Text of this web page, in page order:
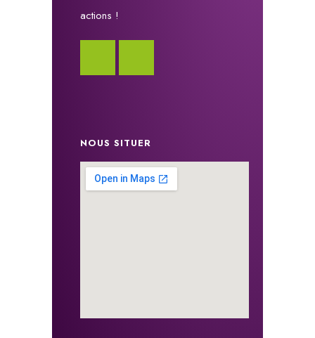
actions !
NOUS SITUER